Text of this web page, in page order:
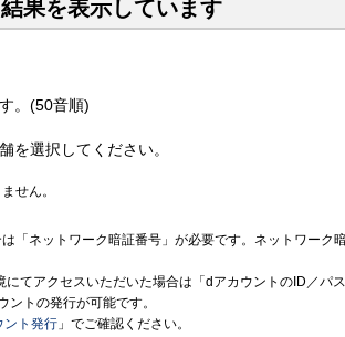
果を表示しています
。(50音順)
を選択してください。
せん。
「ネットワーク暗証番号」が必要です。ネットワーク
てアクセスいただいた場合は「dアカウントのID／パ
トの発行が可能です。
ント発行 」でご確認ください。